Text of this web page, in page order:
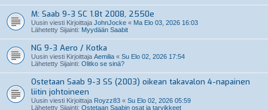
M: Saab 9-3 SC 1.8t 2008, 2550e
Uusin viesti Kirjoittaja JohnJocke « Ma Elo 03, 2026 16:03
Lähetetty Sijainti: Myydään Saabit
NG 9-3 Aero / Kotka
Uusin viesti Kirjoittaja Aemilia « Su Elo 02, 2026 17:54
Lähetetty Sijainti: Olitko se sinä?
Ostetaan Saab 9-3 SS (2003) oikean takavalon 4-napainen
liitin johtoineen
Uusin viesti Kirjoittaja Royzz83 « Su Elo 02, 2026 05:59
Lähetetty Sijainti: Ostetaan Saabin osat ja tarvikkeet